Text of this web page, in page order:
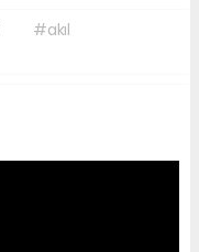
#akıl